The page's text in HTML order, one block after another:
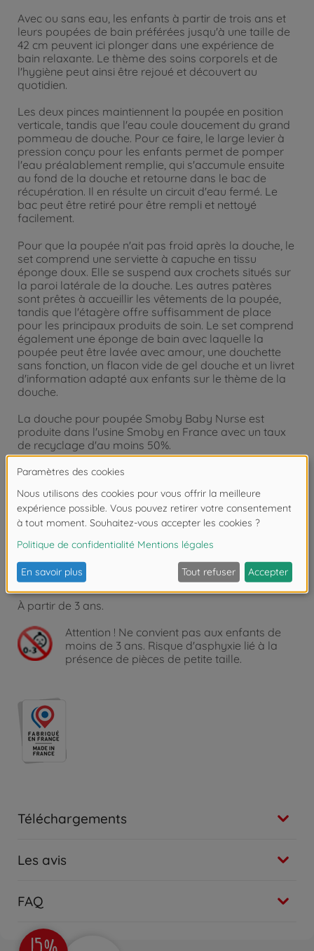
Avec ou sans eau, les enfants à partir de trois ans et
leurs poupées de bain préférées jusqu'à une taille de
42 cm peuvent ici plonger dans une expérience de
bain relaxante. Le thème des soins corporels et de
l'hygiène peut ainsi être rejoué et découvert au
quotidien.
Les deux pinces maintiennent la poupée en position
verticale, tandis que l'eau coule doucement du grand
pommeau de douche. Pour ce faire, le large levier à
pression conçu pour les enfants permet de pomper
l'eau préalablement remplie, qui s'accumule ensuite
au fond de la douche et retourne dans le bac de
récupération. Il en résulte un circuit d'eau fermé. Le
bac peut être retiré pour être rempli et nettoyé
facilement.
Pour que la poupée n'ait pas froid après la douche, le
set comprend une serviette à capuche en tissu
éponge doux. Elle se suspend aux crochets situés sur
la paroi latérale de la douche. Les autres patères
sont prêtes à accueillir les vêtements de la poupée,
tandis que l'étagère offre suffisamment de place
pour les principaux produits de soin. Le set comprend
également une éponge de bain avec laquelle la
poupée peut être lavée avec amour, une douchette
sans fonction, un flacon vide de gel douche et un livret
d'information adapté aux enfants sur le thème de la
douche.
La douche pour poupée Smoby Baby Nurse est
produite dans l'usine Smoby en France avec un taux
de recyclage d'au moins 50%.
Convient aux poupées jusqu'à 42 cm.
Product details:
Fabriqué avec amour en France.
Dimensions : 40 x 30 x 46,5 cm.
À partir de 3 ans.
Attention ! Ne convient pas aux enfants de
moins de 3 ans. Risque d'asphyxie lié à la
présence de pièces de petite taille.
Téléchargements
Les avis
FAQ